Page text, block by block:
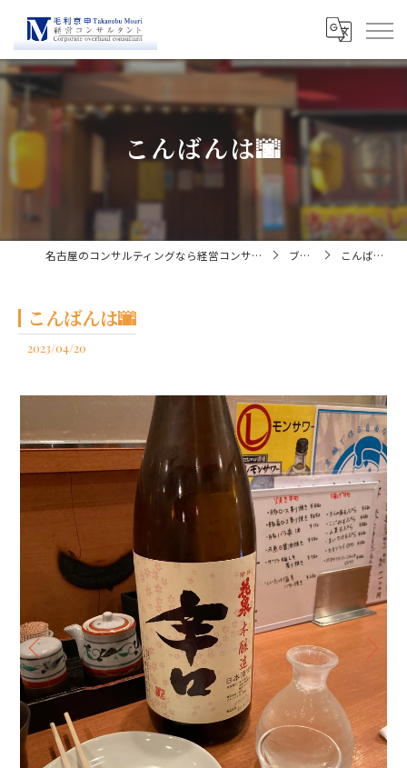
こんばんは🌆
名古屋のコンサルティングなら経営コンサルタント毛利京申 ブログ こんばんは🌆
こんばんは🌆
2023/04/20